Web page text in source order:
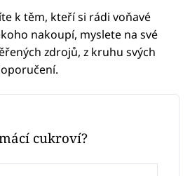
k těm, kteří si rádi voňavé
nakoupí, myslete na své
zdrojů, z kruhu svých
cukroví?